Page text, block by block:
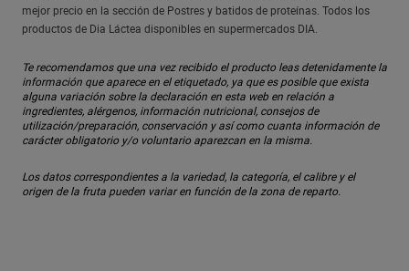
mejor precio en la sección de Postres y batidos de proteínas. Todos los
productos de Dia Láctea disponibles en supermercados DIA.
Te recomendamos que una vez recibido el producto leas detenidamente la
información que aparece en el etiquetado, ya que es posible que exista
alguna variación sobre la declaración en esta web en relación a
ingredientes, alérgenos, información nutricional, consejos de
utilización/preparación, conservación y así como cuanta información de
carácter obligatorio y/o voluntario aparezcan en la misma.
Los datos correspondientes a la variedad, la categoría, el calibre y el
origen de la fruta pueden variar en función de la zona de reparto.